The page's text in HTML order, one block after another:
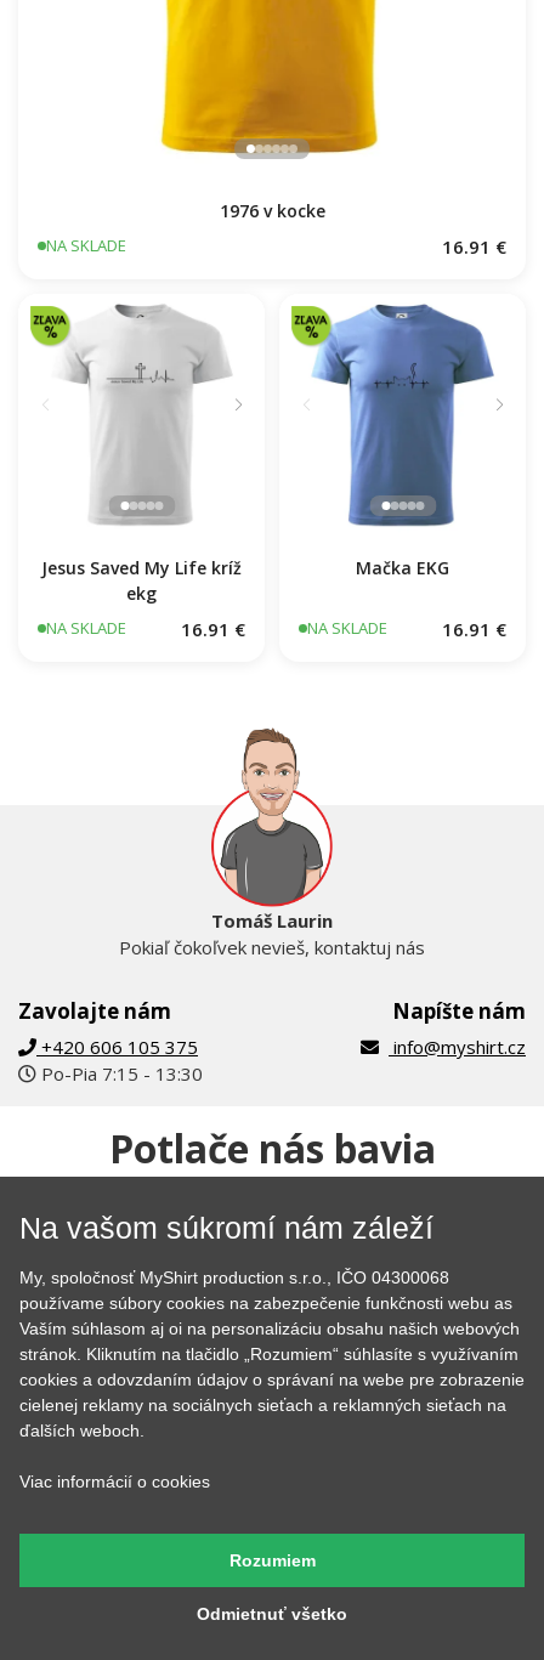
1976 v kocke
NA SKLADE 16.91 €
Jesus Saved My Life kríž
ekg
NA SKLADE 16.91 €
Mačka EKG
NA SKLADE 16.91 €
Zavolajte nám
+420 606 105 375
Po-Pia 7:15 - 13:30
Tomáš Laurin
Pokiaľ čokoľvek nevieš, kontaktuj nás
Napíšte nám
info@myshirt.cz
Potlače nás bavia
Už viac ako 10 rokov sa snažíme rozdávať radosť našimi
tričkami a mikinami. Začali sme doma v kuchyni a dnes je nás
už 7, máme obrie zázemie, hromadu strojov a vďaka tomu
sme neuveriteľne rýchli.
všetko čo má byť a keď
budete volať, bude na
druhom konci. Má starosť
nažehlené a keď nemá čo
motívy, aby ste mali z čoho
Na vašom súkromí nám záleží
My, spoločnosť MyShirt production s.r.o., IČO 04300068
používame súbory cookies na zabezpečenie funkčnosti webu as
Vaším súhlasom aj oi na personalizáciu obsahu našich webových
stránok. Kliknutím na tlačidlo „Rozumiem“ súhlasíte s využívaním
cookies a odovzdaním údajov o správaní na webe pre zobrazenie
cielenej reklamy na sociálnych sieťach a reklamných sieťach na
ďalších weboch.
Viac informácií o cookies
Odmietnuť všetko
Rozumiem